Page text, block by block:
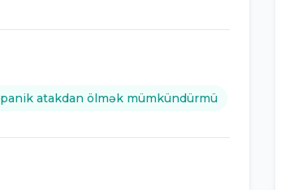
panik atakdan ölmək mümkündürmü